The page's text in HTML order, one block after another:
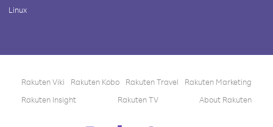
Linux
Rakuten Viki Rakuten Kobo Rakuten Travel
Rakuten Marketing
Rakuten Insight
Rakuten TV About Rakuten